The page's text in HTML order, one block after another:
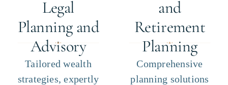
Legal
Planning and
Advisory
Tailored wealth
strategies, expertly
and
Retirement
Planning
Comprehensive
planning solutions